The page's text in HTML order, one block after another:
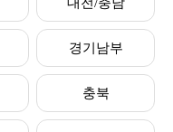
경기남부
충북